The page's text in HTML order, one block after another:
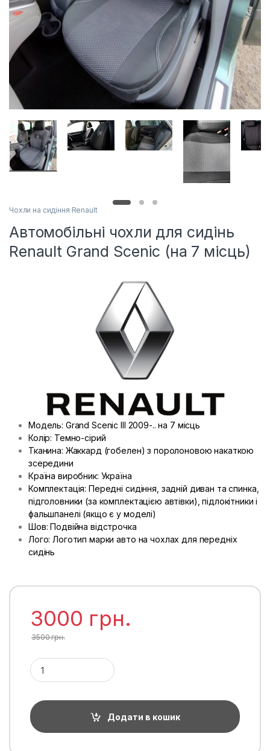
Чохли на сидіння Renault
Автомобільні чохли для сидінь
Renault Grand Scenic (на 7 місць)
Модель: Grand Scenic III 2009-.. на 7 місць
Колір: Темно-сірий
Тканина: Жаккард (гобелен) з поролоновою накаткою
зсередини
Країна виробник: Україна
Комплектація: Передні сидіння, задній диван та спинка,
підголовники (за комплектацією автівки), підлокітники і
фальшпанелі (якщо є у моделі)
Шов: Подвійна відстрочка
Лого: Логотип марки авто на чохлах для передніх
сидінь
3000 грн.
3500грн.
Автомобільні чохли для сидінь Renault Grand Scenic (на 7
Додати в кошик